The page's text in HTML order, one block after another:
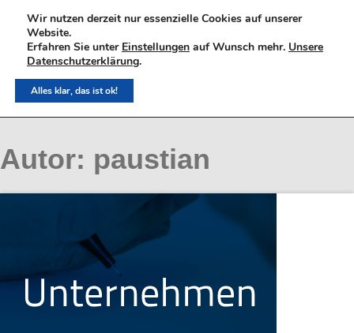
content
Führung
Team
Beratung
Autor: paustian
Wir nutzen derzeit nur essenzielle Cookies auf unserer
Website.
Erfahren Sie unter Einstellungen auf Wunsch mehr. Unsere
Datenschutzerklärung.
Alles klar, das ist ok!